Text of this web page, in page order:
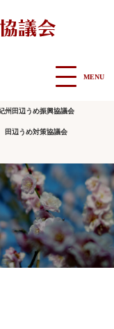
MENU
州田辺うめ振興協議会
田辺うめ対策協議会